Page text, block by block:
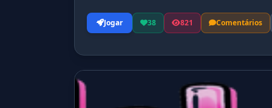
Jogar 38 821 Comentários